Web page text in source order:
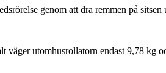
genom att dra remmen på sitsen
väger utomhusrollatorn endast 9,78 kg